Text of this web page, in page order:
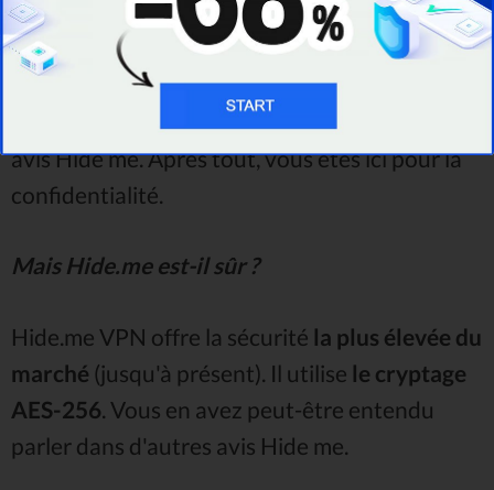
Les politiques de sécurité et de journalisation
sont quelques-uns des principaux points
auxquels vous devez faire attention dans cet
avis Hide me. Après tout, vous êtes ici pour la
confidentialité.
Mais Hide.me est-il sûr ?
Hide.me VPN offre la sécurité la plus élevée du
marché (jusqu'à présent). Il utilise le cryptage
AES-256 . Vous en avez peut-être entendu
parler dans d'autres avis Hide me.